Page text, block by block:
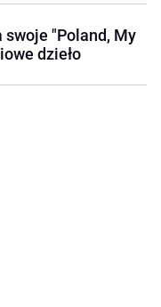
swoje "Poland, My
dzieło